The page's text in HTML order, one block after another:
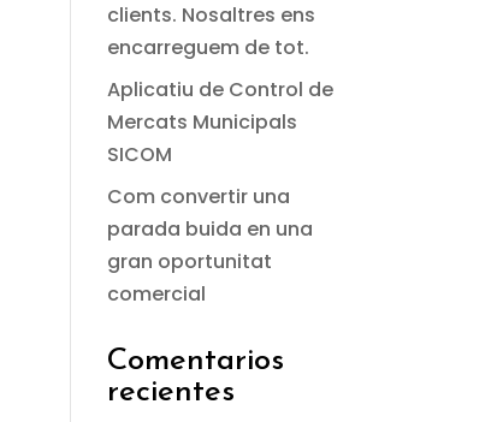
clients. Nosaltres ens
encarreguem de tot.
Aplicatiu de Control de
Mercats Municipals
SICOM
Com convertir una
parada buida en una
gran oportunitat
comercial
Comentarios
recientes